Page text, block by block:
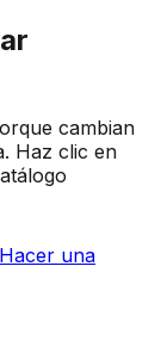
cambian
Haz clic en
Hacer una